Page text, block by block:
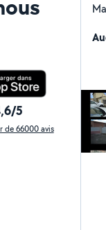
5
de 66000 avis